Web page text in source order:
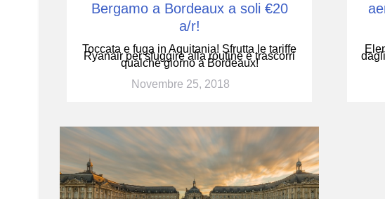
Bergamo a Bordeaux a soli €20
a/r!
Toccata e fuga in Aquitania! Sfrutta le tariffe
Ryanair per sfuggire alla routine e trascorri
qualche giorno a Bordeaux!
Novembre 25, 2018